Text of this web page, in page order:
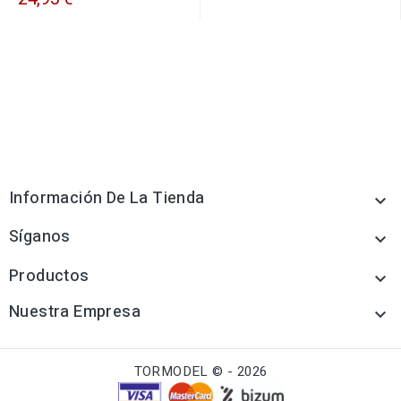
Información De La Tienda 
Síganos 
Productos 
Nuestra Empresa 
TORMODEL © - 2026